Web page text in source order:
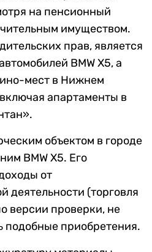
на пенсионный
имуществом.
прав, является
BMW X5, а
мест в Нижнем
апартаменты в
объектом в городе
BMW X5. Его
от
деятельности (торговля
версии проверки, не
подобные приобретения.